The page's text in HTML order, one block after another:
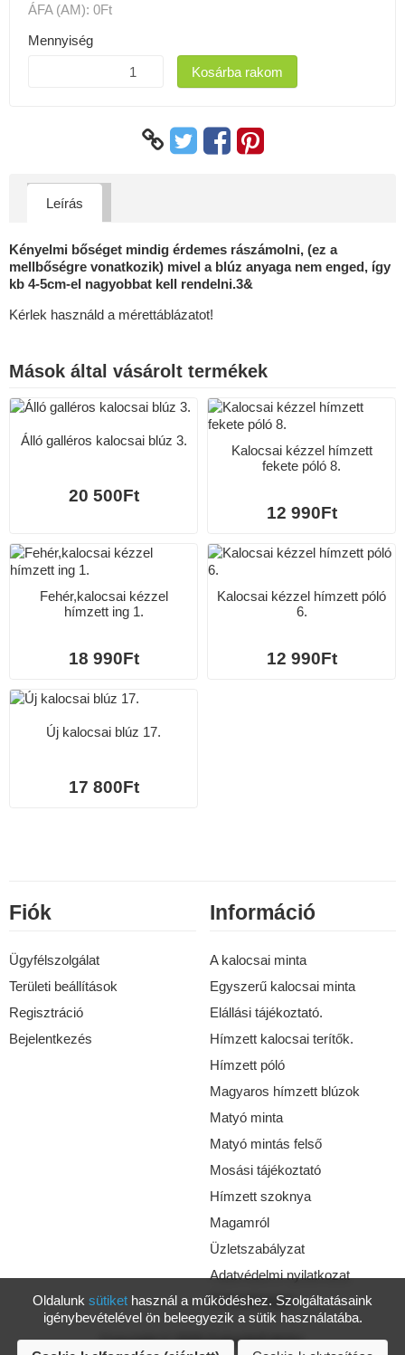
Oldalunk sütiket használ a működéshez. Szolgáltatásaink
igénybevételével ön beleegyezik a sütik használatába.
ÁFA (AM): 0Ft
Mennyiség
Kosárba rakom
Leírás
Kényelmi bőséget mindig érdemes rászámolni, (ez a
mellbőségre vonatkozik) mivel a blúz anyaga nem enged, így
kb 4-5cm-el nagyobbat kell rendelni.3&
Kérlek használd a mérettáblázatot!
Mások által vásárolt termékek
Álló galléros kalocsai blúz 3.
20 500Ft
Kalocsai kézzel hímzett
fekete póló 8.
12 990Ft
Fehér,kalocsai kézzel
hímzett ing 1.
18 990Ft
Kalocsai kézzel hímzett póló
6.
12 990Ft
Új kalocsai blúz 17.
17 800Ft
Fiók
Ügyfélszolgálat
Területi beállítások
Regisztráció
Bejelentkezés
Információ
A kalocsai minta
Egyszerű kalocsai minta
Elállási tájékoztató.
Hímzett kalocsai terítők.
Hímzett póló
Magyaros hímzett blúzok
Matyó minta
Matyó mintás felső
Mosási tájékoztató
Hímzett szoknya
Magamról
Üzletszabályzat
Adatvédelmi nyilatkozat
Elérhetőségek
Copyright © 2026 GabriellaFolkArt.